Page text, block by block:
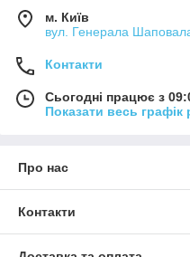
м. Київ
вул. Генерала
Контакти
Сьогодні працює з
Показати весь графік
Про нас
Контакти